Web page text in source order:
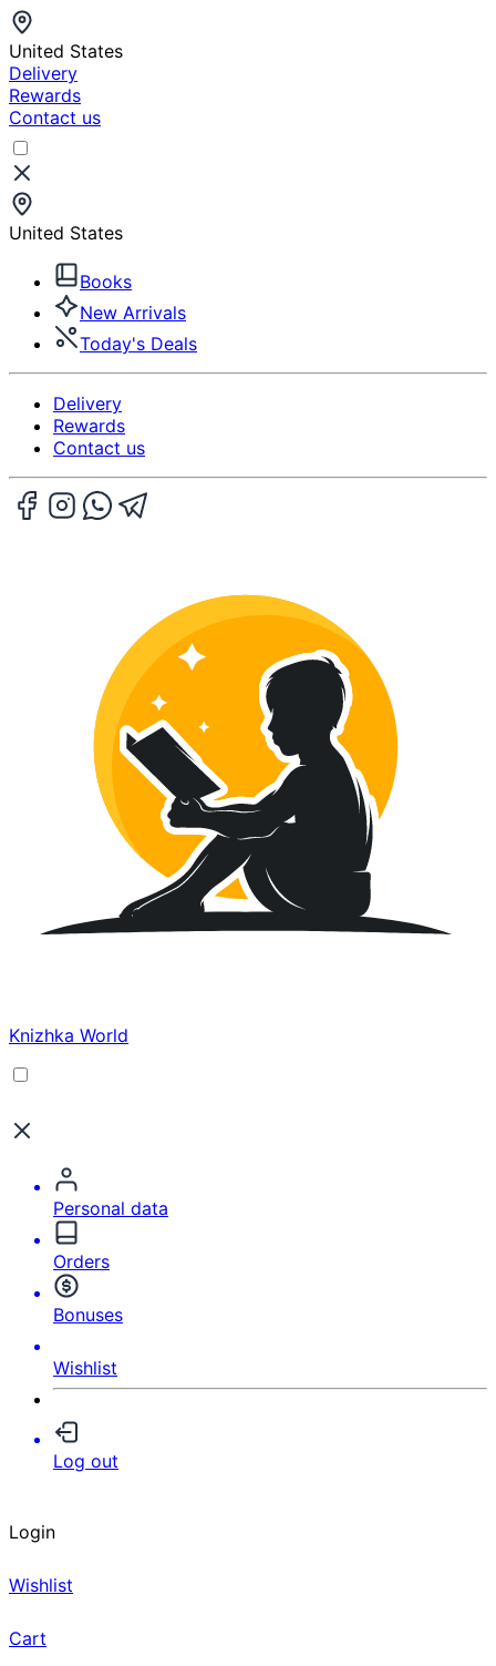
United States
Delivery
Rewards
Contact us
United States
Books
New Arrivals
Today's Deals
Delivery
Rewards
Contact us
Knizhka World
Personal data
Orders
Bonuses
Wishlist
Log out
Login
Wishlist
Cart